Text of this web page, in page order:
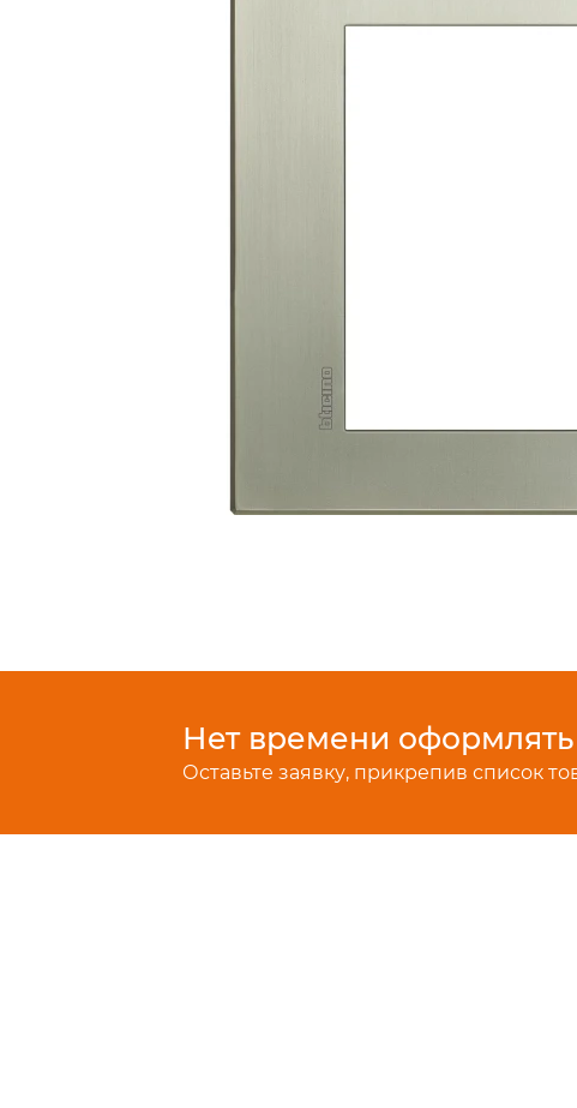
Нет времени оформлять
Оставьте заявку, прикрепив список